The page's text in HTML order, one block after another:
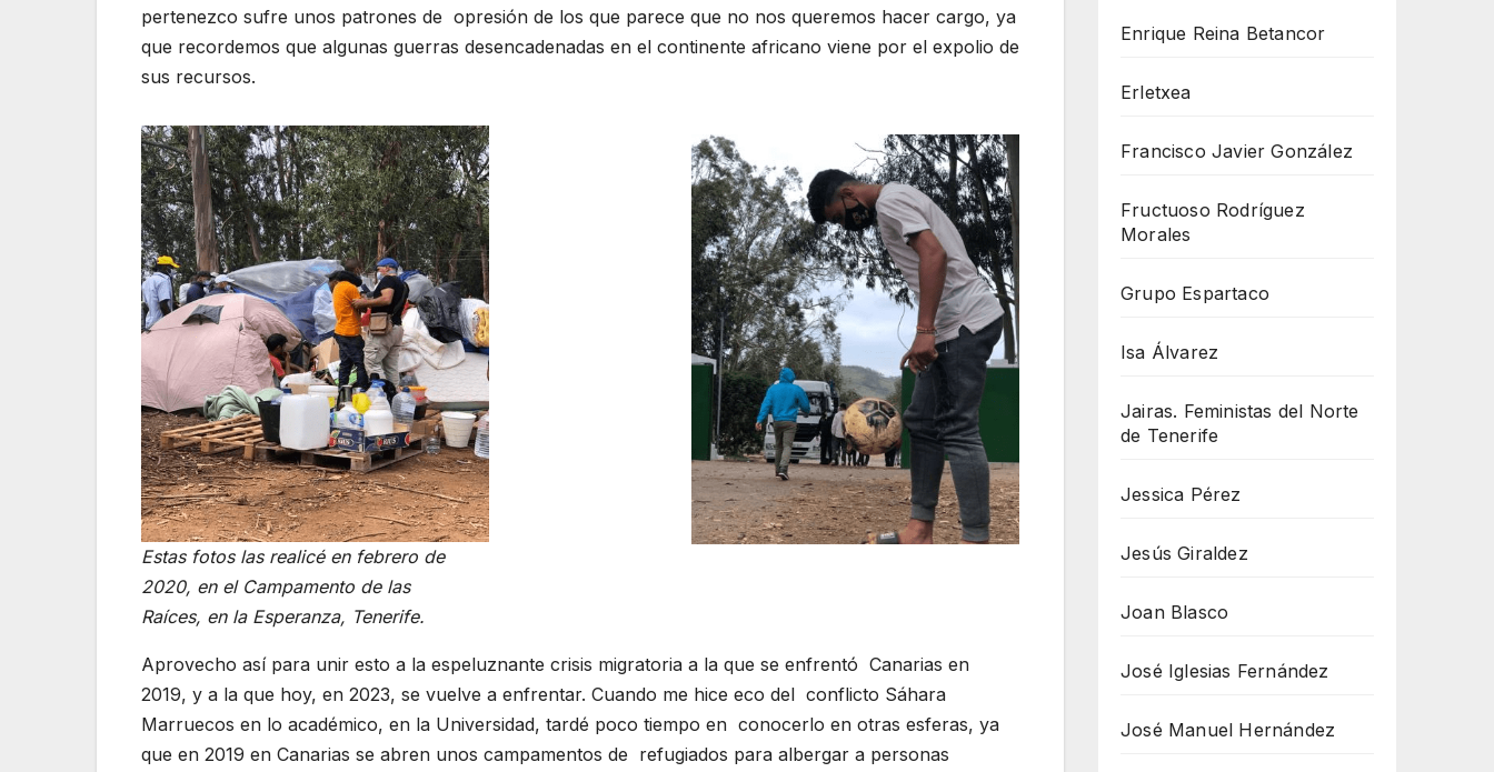
pertenezco sufre unos patrones de opresión de los que parece que no nos queremos hacer cargo, ya
que recordemos que algunas guerras desencadenadas en el continente africano viene por el expolio de
sus recursos.
Estas fotos las realicé en febrero de
2020, en el Campamento de las
Raíces, en la Esperanza, Tenerife.
Aprovecho así para unir esto a la espeluznante crisis migratoria a la que se enfrentó Canarias en
2019, y a la que hoy, en 2023, se vuelve a enfrentar. Cuando me hice eco del conflicto Sáhara
Marruecos en lo académico, en la Universidad, tardé poco tiempo en conocerlo en otras esferas, ya
que en 2019 en Canarias se abren unos campamentos de refugiados para albergar a personas
Enrique Reina Betancor
Erletxea
Francisco Javier González
Fructuoso Rodríguez
Morales
Grupo Espartaco
Isa Álvarez
Jairas. Feministas del Norte
de Tenerife
Jessica Pérez
Jesús Giraldez
Joan Blasco
José Iglesias Fernández
José Manuel Hernández